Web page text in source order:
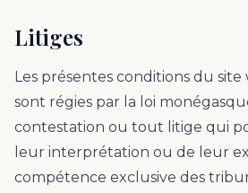
Litiges
Les présentes conditions du
sont régies par la loi
contestation ou tout litige qui
leur interprétation ou de leur
compétence exclusive des